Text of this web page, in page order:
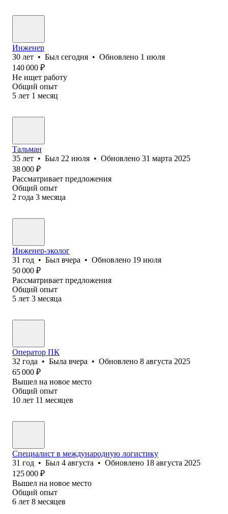
Инженер
30 лет • Был сегодня • Обновлено 1 июля
140 000 ₽
Не ищет работу
Общий опыт
5 лет 1 месяц
Тальман
35 лет • Был 22 июля • Обновлено 31 марта 2025
38 000 ₽
Рассматривает предложения
Общий опыт
2 года 3 месяца
Инженер-эколог
31 год • Был вчера • Обновлено 19 июля
50 000 ₽
Рассматривает предложения
Общий опыт
5 лет 3 месяца
Оператор ПК
32 года • Была вчера • Обновлено 8 августа 2025
65 000 ₽
Вышел на новое место
Общий опыт
10 лет 11 месяцев
Специалист в международную логистику
31 год • Был 4 августа • Обновлено 18 августа 2025
125 000 ₽
Вышел на новое место
Общий опыт
6 лет 8 месяцев